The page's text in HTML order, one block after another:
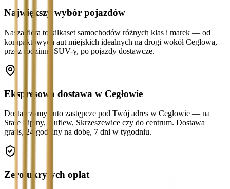
Największy wybór pojazdów
Nasza flota to kilkaset samochodów różnych klas i marek — od
kompaktowych aut miejskich idealnych na drogi wokół Cegłowa,
przez rodzinne SUV-y, po pojazdy dostawcze.
Ekspresowa dostawa w Cegłowie
Dostarczymy auto zastępcze pod Twój adres w Cegłowie — na
Stare Lipiny, Kuflew, Skrzeszewice czy do centrum. Dostawa
gratis, 24 godziny na dobę, 7 dni w tygodniu.
Zero ukrytych opłat